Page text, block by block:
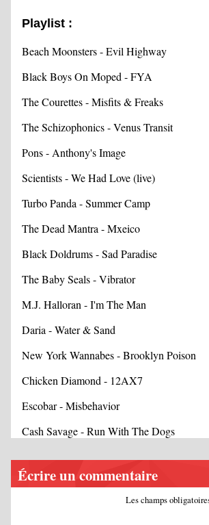
Playlist :
Beach Moonsters - Evil Highway
Black Boys On Moped - FYA
The Courettes - Misfits & Freaks
The Schizophonics - Venus Transit
Pons - Anthony's Image
Scientists - We Had Love (live)
Turbo Panda - Summer Camp
The Dead Mantra - Mxeico
Black Doldrums - Sad Paradise
The Baby Seals - Vibrator
M.J. Halloran - I'm The Man
Daria - Water & Sand
New York Wannabes - Brooklyn Poison
Chicken Diamond - 12AX7
Escobar - Misbehavior
Cash Savage - Run With The Dogs
Écrire un commentaire
Les champs